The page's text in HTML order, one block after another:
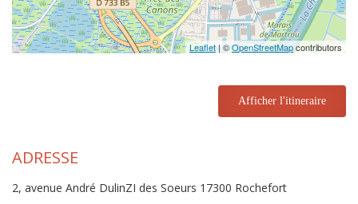
Leaflet | ©OpenStreetMapcontributors
Afficher l'itineraire
ADRESSE
2, avenue André DulinZI des Soeurs 17300 Rochefort